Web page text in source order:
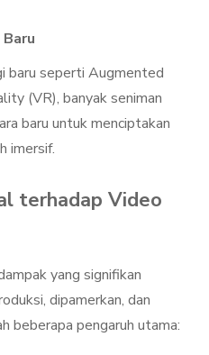
baru seperti Augmented
(VR), banyak seniman
baru untuk menciptakan
imersif.
terhadap Video
yang signifikan
dipamerkan, dan
beberapa pengaruh utama: